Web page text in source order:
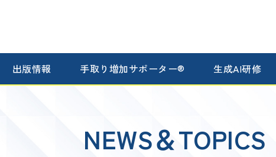
出版情報 手取り増加サポーター® 生成AI研修
NEWS＆TOPICS